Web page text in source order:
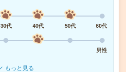
30代 40代 50代
60代
男性
もっと見る